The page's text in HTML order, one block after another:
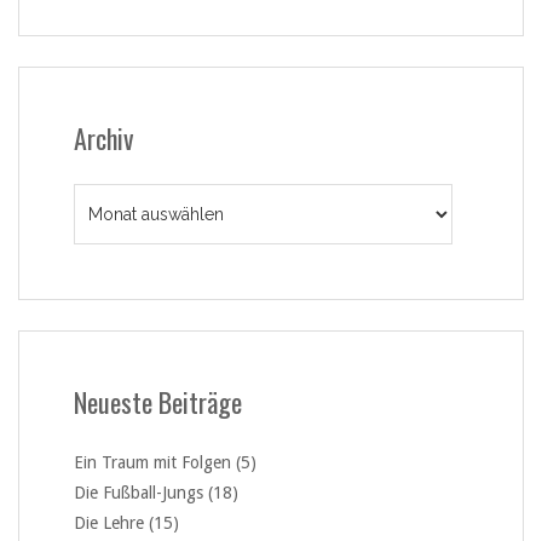
Archiv
Neueste Beiträge
Ein Traum mit Folgen (5)
Die Fußball-Jungs (18)
Die Lehre (15)